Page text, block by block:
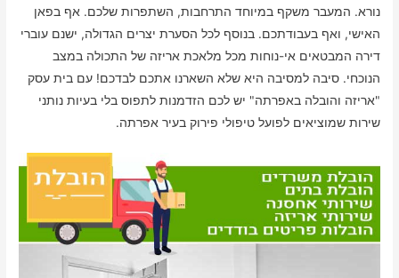
נורא. המעבר משקף במיוחד התרחבות, השתפרות שלכם. אף בפאן
האישי, ואף בעבודתכם. בנוסף לכל הסערת יצרים הגדולה, ישנם עוברי
דירה המבטאים אי-נוחות מכל מלאכת אריזה של התכולה במצב
הנוכחי. סיבה למסיבה היא שלא השארנו אתכם לבדכם! עם בית עסק
"אריזה והובלה באפרתה" יש לכם הזדמנות לתפוס בלי בעיות נותני
שירות שמוציאים לפועל טיפולי פירוק בעיר אפרתה.